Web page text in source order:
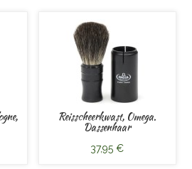
Reisscheerkwast, Omega.
Dassenhaar
37,95 €